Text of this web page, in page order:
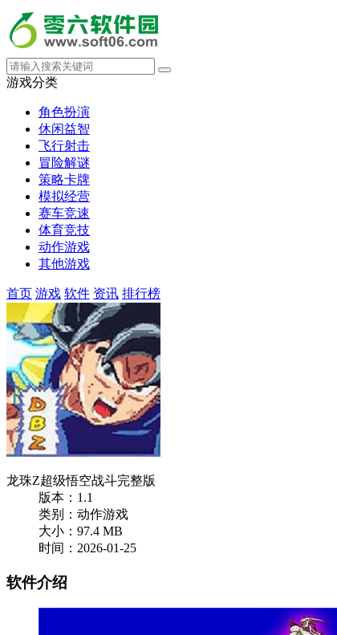
游戏分类
角色扮演
休闲益智
飞行射击
冒险解谜
策略卡牌
模拟经营
赛车竞速
体育竞技
动作游戏
其他游戏
首页 游戏 软件 资讯 排行榜
龙珠Z超级悟空战斗完整版
版本：1.1
类别：动作游戏
大小：97.4 MB
时间：2026-01-25
软件介绍